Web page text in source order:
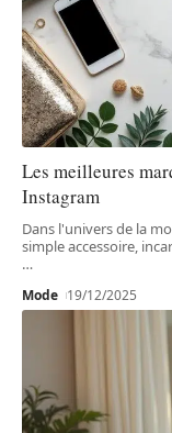
Les meilleures
Instagram
Dans l'univers de la
simple accessoire,
…
Mode 19/12/2025